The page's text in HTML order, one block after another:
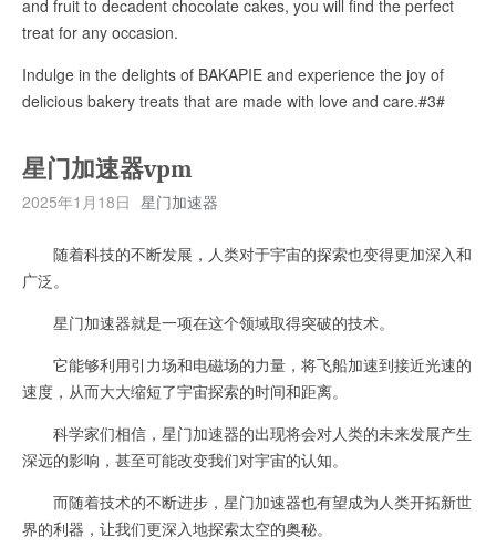
and fruit to decadent chocolate cakes, you will find the perfect
treat for any occasion.
Indulge in the delights of BAKAPIE and experience the joy of
delicious bakery treats that are made with love and care.#3#
星门加速器vpm
2025年1月18日 星门加速器
随着科技的不断发展，人类对于宇宙的探索也变得更加深入和
广泛。
星门加速器就是一项在这个领域取得突破的技术。
它能够利用引力场和电磁场的力量，将飞船加速到接近光速的
速度，从而大大缩短了宇宙探索的时间和距离。
科学家们相信，星门加速器的出现将会对人类的未来发展产生
深远的影响，甚至可能改变我们对宇宙的认知。
而随着技术的不断进步，星门加速器也有望成为人类开拓新世
界的利器，让我们更深入地探索太空的奥秘。